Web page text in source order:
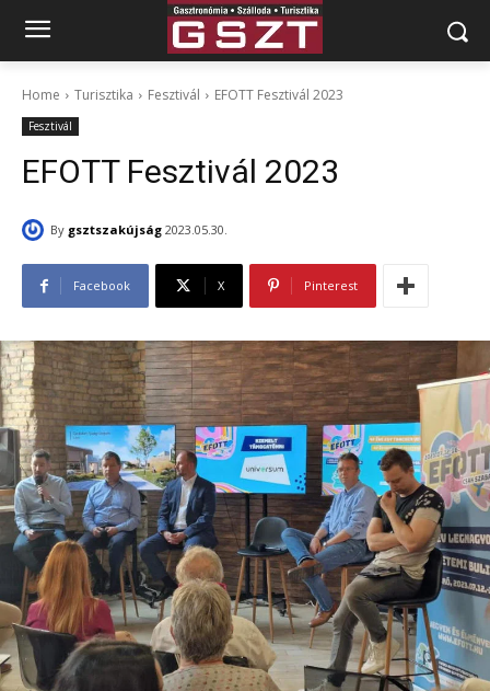
Home Turisztika Fesztivál EFOTT Fesztivál 2023
Fesztivál
EFOTT Fesztivál 2023
By gsztszakújság 2023.05.30.
Facebook X Pinterest